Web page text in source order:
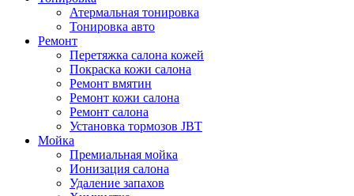
Атермальная тонировка
Тонировка авто
Ремонт
Перетяжка салона кожей
Покраска кожи салона
Ремонт вмятин
Ремонт кожи салона
Ремонт салона
Установка тормозов JBT
Мойка
Премиальная мойка
Ионизация салона
Удаление запахов